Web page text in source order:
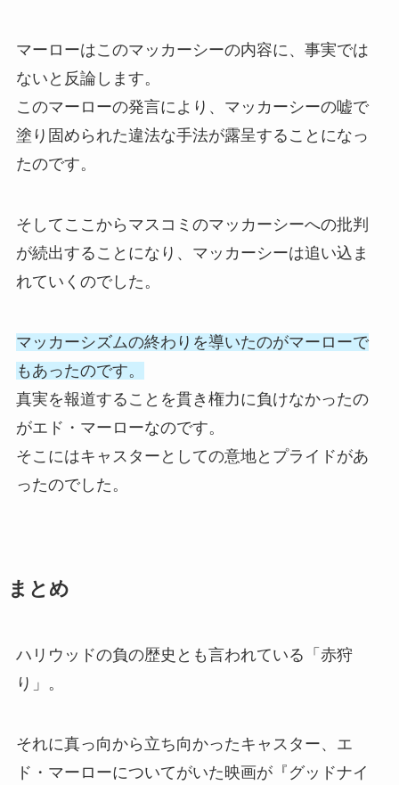
マーローはこのマッカーシーの内容に、事実では
ないと反論します。
このマーローの発言により、マッカーシーの嘘で
塗り固められた違法な手法が露呈することになっ
たのです。
そしてここからマスコミのマッカーシーへの批判
が続出することになり、マッカーシーは追い込ま
れていくのでした。
マッカーシズムの終わりを導いたのがマーローで
もあったのです。
真実を報道することを貫き権力に負けなかったの
がエド・マーローなのです。
そこにはキャスターとしての意地とプライドがあ
ったのでした。
まとめ
ハリウッドの負の歴史とも言われている「赤狩
り」。
それに真っ向から立ち向かったキャスター、エ
ド・マーローについてがいた映画が『グッドナイ